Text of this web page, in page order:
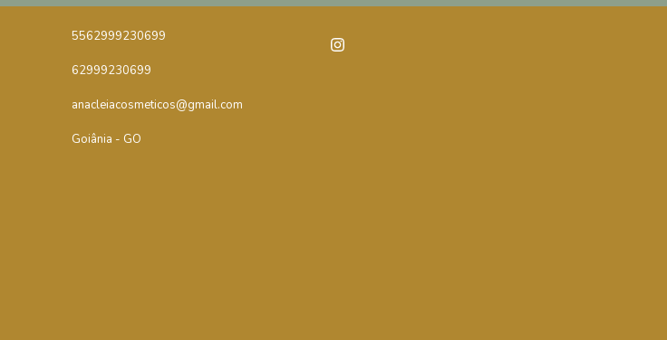
5562999230699
62999230699
anacleiacosmeticos@gmail.com
Goiânia - GO